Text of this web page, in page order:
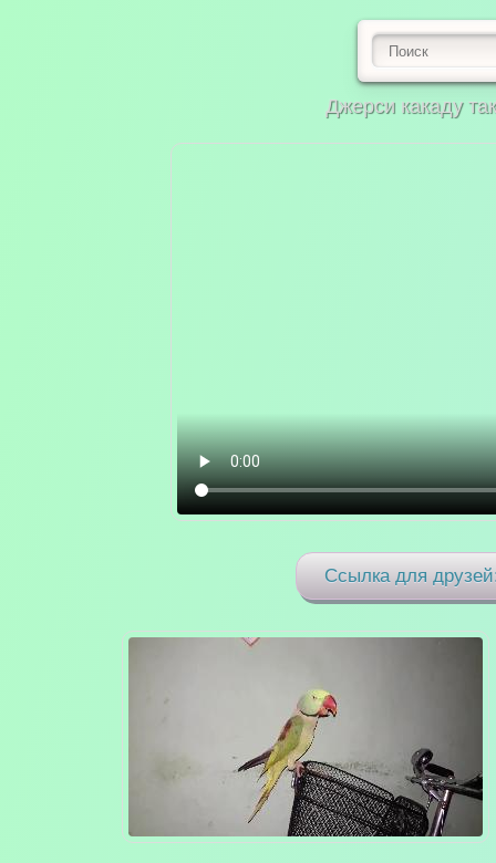
Джерси какаду
Ссылка для